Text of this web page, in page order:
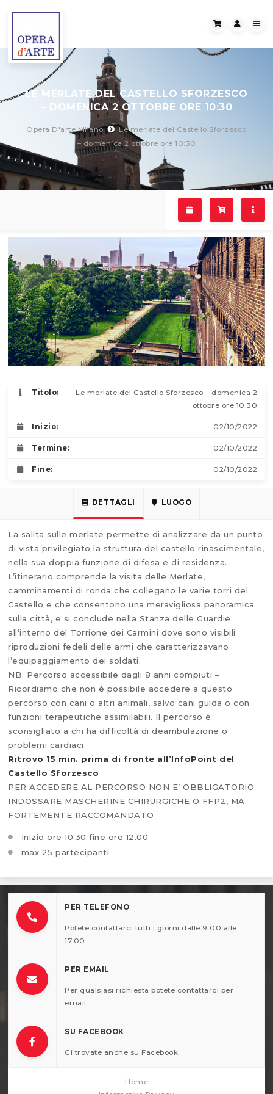
LE MERLATE DEL CASTELLO SFORZESCO
– DOMENICA 2 OTTOBRE ORE 10:30
Opera D'arte Milano
Le merlate del Castello Sforzesco
– domenica 2 ottobre ore 10:30
Titolo:
Le merlate del Castello Sforzesco – domenica 2
ottobre ore 10:30
Inizio: 02/10/2022
Termine: 02/10/2022
Fine: 02/10/2022
DETTAGLI LUOGO
La salita sulle merlate permette di analizzare da un punto
di vista privilegiato la struttura del castello rinascimentale,
nella sua doppia funzione di difesa e di residenza.
L’itinerario comprende la visita delle Merlate,
camminamenti di ronda che collegano le varie torri del
Castello e che consentono una meravigliosa panoramica
sulla città, e si conclude nella Stanza delle Guardie
all’interno del Torrione dei Carmini dove sono visibili
riproduzioni fedeli delle armi che caratterizzavano
l’equipaggiamento dei soldati.
NB. Percorso accessibile dagli 8 anni compiuti –
Ricordiamo che non è possibile accedere a questo
percorso con cani o altri animali, salvo cani guida o con
funzioni terapeutiche assimilabili. Il percorso è
sconsigliato a chi ha difficoltà di deambulazione o
problemi cardiaci
Ritrovo 15 min. prima di fronte all’InfoPoint del
Castello Sforzesco
PER ACCEDERE AL PERCORSO NON E’ OBBLIGATORIO
INDOSSARE MASCHERINE CHIRURGICHE O FFP2, MA
FORTEMENTE RACCOMANDATO
Inizio ore 10.30 fine ore 12.00
max 25 partecipanti
PER TELEFONO
Potete contattarci tutti i giorni dalle 9.00 alle
17.00.
PER EMAIL
Per qualsiasi richiesta potete contattarci per
email.
SU FACEBOOK
Ci trovate anche su Facebook
Home